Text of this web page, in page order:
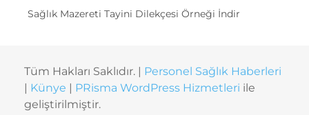
Sağlık Mazereti Tayini Dilekçesi Örneği İndir
Tüm Hakları Saklıdır. | Personel Sağlık Haberleri
Künye PRisma WordPress Hizmetleri ile
geliştirilmiştir.